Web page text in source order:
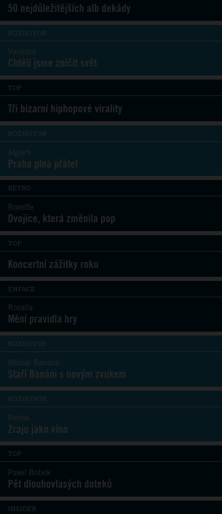
50 nejdůležitějších alb dekády
ROZHOVOR
Vanessa
Chtěli jsme zničit svět
TOP
Tři bizarní hiphopové virality
ROZHOVOR
Algiers
Praha plná přátel
RETRO
Roxette
Dvojice, která změnila pop
TOP
Koncertní zážitky roku
ENFACE
Rosalía
Mění pravidla hry
ROZHOVOR
Medial Banana
Staří Banáni s novým zvukem
ROZHOVOR
Refew
Zraju jako víno
TOP
Pavel Bobek
Pět dlouhovlasých doteků
INSIDER